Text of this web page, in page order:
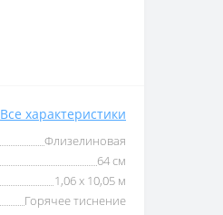
Все характеристики
Флизелиновая
64 см
1,06 x 10,05 м
Горячее тиснение